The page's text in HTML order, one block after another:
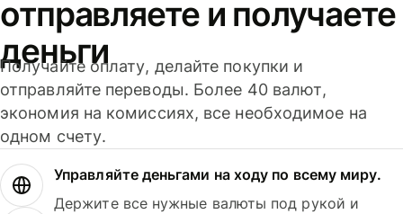
отправляете и получаете
деньги
Получайте оплату, делайте покупки и
отправляйте переводы. Более 40 валют,
экономия на комиссиях, все необходимое на
одном счету.
Управляйте деньгами на ходу по всему миру.
Держите все нужные валюты под рукой и